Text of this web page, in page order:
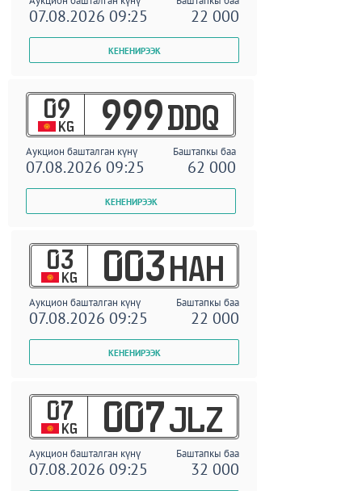
07.08.2026 09:25 22 000
09
KG 999 DDQ
Аукцион башталган күнү Баштапкы баа
07.08.2026 09:25 62 000
03
KG 003 HAH
Аукцион башталган күнү Баштапкы баа
07.08.2026 09:25 22 000
07
KG 007 JLZ
Аукцион башталган күнү Баштапкы баа
07.08.2026 09:25 32 000